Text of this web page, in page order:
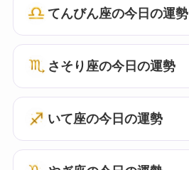
てんびん座の今日の運勢
さそり座の今日の運勢
いて座の今日の運勢